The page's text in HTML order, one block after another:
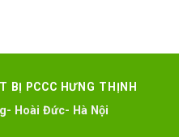
BỊ PCCC HƯNG THỊNH
Hoài Đức- Hà Nội